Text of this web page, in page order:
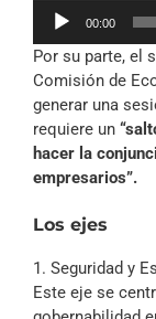
Reproductor
audio
00:00
Por su parte, el
Comisión de
generar una
requiere un
hacer la
empresarios”.
Los ejes
1. Seguridad y
Este eje se